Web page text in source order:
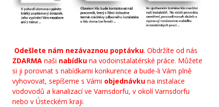
Odešlete nám nezávaznou poptávku. Obdržíte od nás
ZDARMA naši nabídku na vodoinstalatérské práce. Můžete
si ji porovnat s nabídkami konkurence a bude-li Vám plně
vyhovovat, sepíšeme s Vámi objednávku na instalace
vodovodů a kanalizací ve Varnsdorfu, v okolí Varnsdorfu
nebo v Ústeckém kraji.